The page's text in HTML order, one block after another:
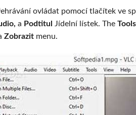
ovládat pomocí tlačítek ve
a Podtitul Jídelní lístek. The Tools
Zobrazit menu.